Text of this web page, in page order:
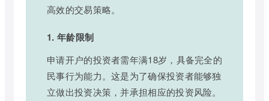
高效的交易策略。
1. 年龄限制
申请开户的投资者需年满18岁，具备完全的
民事行为能力。这是为了确保投资者能够独
立做出投资决策，并承担相应的投资风险。